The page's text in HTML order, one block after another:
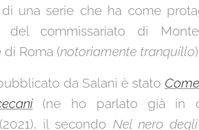
una serie che ha come
del commissariato di
di Roma (notoriamente tranquillo).
da Salani è stato
(ne ho parlato già in
il secondo Nel nero